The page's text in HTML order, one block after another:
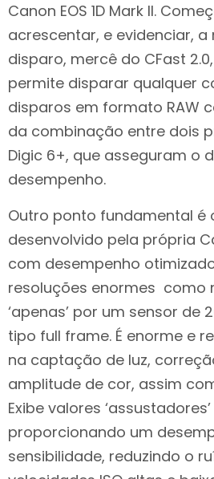
Canon EOS 1D Mark II.
acrescentar, e evidenciar,
disparo, mercê do CFast
permite disparar qualquer
disparos em formato RAW
da combinação entre dois
Digic 6+, que asseguram o
desempenho.
Outro ponto fundamental é
desenvolvido pela própria
com desempenho
resoluções enormes como
‘apenas’ por um sensor de
tipo full frame. É enorme e
na captação de luz,
amplitude de cor, assim
Exibe valores
proporcionando um
sensibilidade, reduzindo o